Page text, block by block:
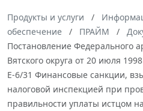
Продукты и услуги
обеспечение
ПРАЙМ
Постановление Федерального
Вятского округа от 20 июля
Е-6/31 Финансовые санкции,
налоговой инспекцией при
правильности уплаты истцом